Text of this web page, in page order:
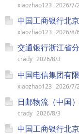
xiaozhao123 2026/7/
中国工商银行北
xiaozhao123 2026/8/
交通银行浙江省
crady 2026/8/3
中国电信集团有
xiaozhao123 2026/7/
日邮物流（中国
crady 2026/8/3
中国工商银行北